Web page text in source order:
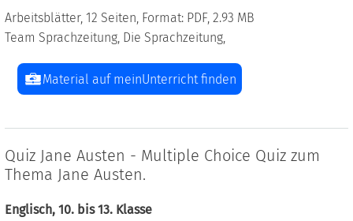
Arbeitsblätter, 12 Seiten, Format: PDF, 2.93 MB
Team Sprachzeitung, Die Sprachzeitung,
Material auf meinUnterricht finden
Quiz Jane Austen - Multiple Choice Quiz zum
Thema Jane Austen.
Englisch, 10. bis 13. Klasse